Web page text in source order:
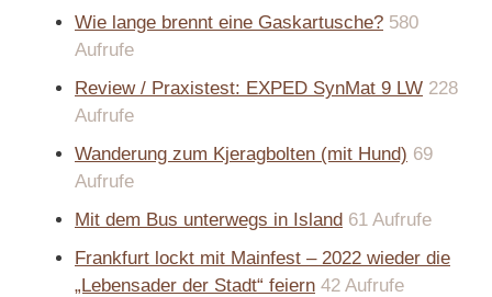
Wie lange brennt eine Gaskartusche? 580
Aufrufe
Review / Praxistest: EXPED SynMat 9 LW 228
Aufrufe
Wanderung zum Kjeragbolten (mit Hund) 69
Aufrufe
Mit dem Bus unterwegs in Island 61 Aufrufe
Frankfurt lockt mit Mainfest – 2022 wieder die
„Lebensader der Stadt“ feiern 42 Aufrufe